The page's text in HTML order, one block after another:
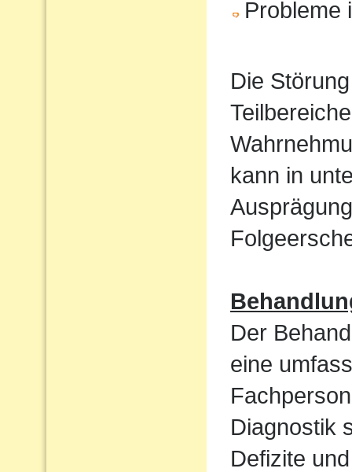
Probleme
Die
kann in
Der
eine
Diagnostik
Defizite